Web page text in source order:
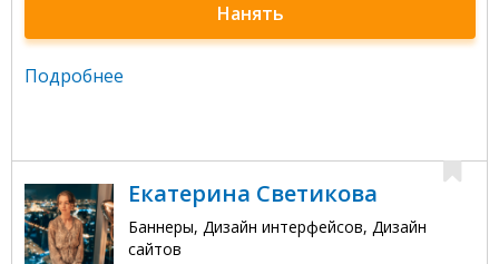
Нанять
Подробнее
Екатерина Светикова
Баннеры, Дизайн интерфейсов, Дизайн
сайтов